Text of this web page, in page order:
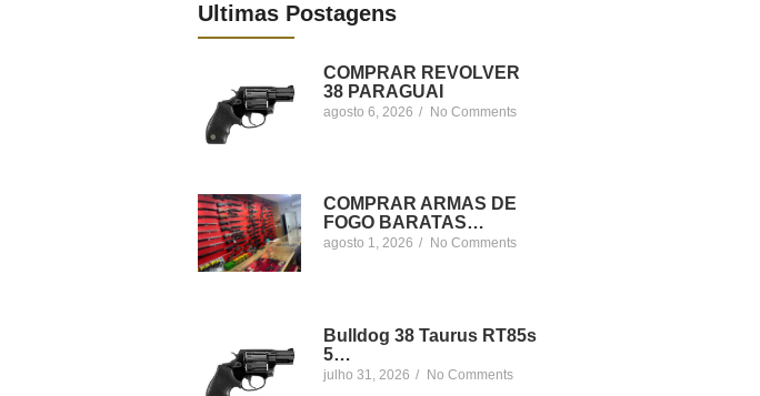
Ultimas Postagens
COMPRAR REVOLVER
38 PARAGUAI
agosto 6, 2026 / No Comments
COMPRAR ARMAS DE
FOGO BARATAS…
agosto 1, 2026 / No Comments
Bulldog 38 Taurus RT85s
5…
julho 31, 2026 / No Comments